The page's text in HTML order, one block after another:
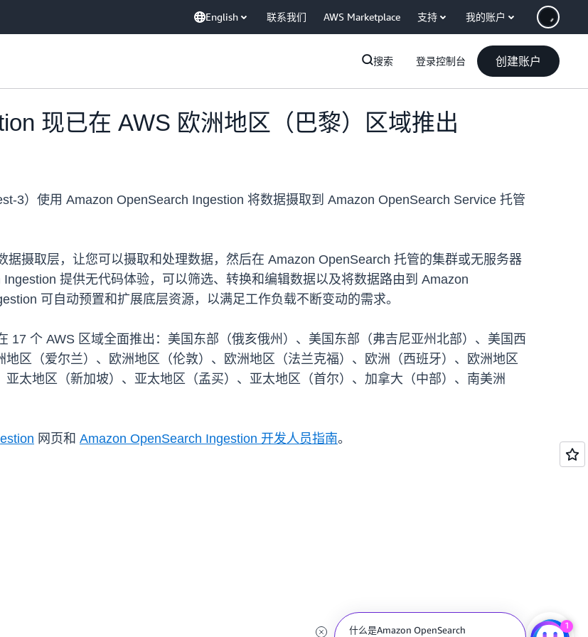
English 联系我们 AWS Marketplace 支持 我的账户
搜索 登录控制台 创建账户
现已在 AWS 欧洲地区（巴黎）区域推出
3）使用 Amazon OpenSearch Ingestion 将数据摄取到 Amazon OpenSearch Service 托管
摄取层，让您可以摄取和处理数据，然后在 Amazon OpenSearch 托管的集群或无服务器
提供无代码体验，可以筛选、转换和编辑数据以及将数据路由到 Amazon
可自动预置和扩展底层资源，以满足工作负载不断变动的需求。
17 个 AWS 区域全面推出：美国东部（俄亥俄州）、美国东部（弗吉尼亚州北部）、美国西
区（爱尔兰）、欧洲地区（伦敦）、欧洲地区（法兰克福）、欧洲（西班牙）、欧洲地区
亚太地区（新加坡）、亚太地区（孟买）、亚太地区（首尔）、加拿大（中部）、南美洲
网页和 Amazon OpenSearch Ingestion 开发人员指南。
什么是Amazon OpenSearch 1